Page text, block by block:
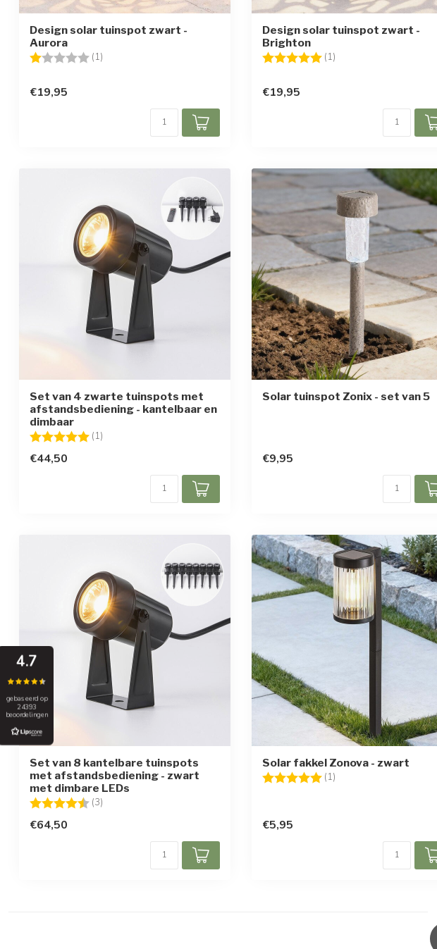
Design solar tuinspot zwart -
Aurora
Beoordeling: (1)
€19,95
Design solar tuinspot zwart -
Brighton
Beoordeling: (1)
€19,95
Set van 4 zwarte tuinspots met
afstandsbediening - kantelbaar en
dimbaar
Beoordeling: (1)
€44,50
Solar tuinspot Zonix - set van 5
€9,95
Set van 8 kantelbare tuinspots
met afstandsbediening - zwart
met dimbare LEDs
Beoordeling: (3)
€64,50
Solar fakkel Zonova - zwart
Beoordeling: (1)
€5,95
4.7
gebaseerd op
24393
beoordelingen